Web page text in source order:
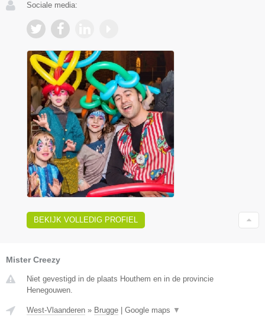
Sociale media:
BEKIJK VOLLEDIG PROFIEL
Mister Creezy
Niet gevestigd in de plaats Houthem en in de provincie
Henegouwen.
West-Vlaanderen » Brugge Google maps ▼